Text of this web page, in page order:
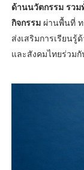
ด้านนวัตกรรม รว
กิจกรรมผ่านพื้นที่ ท
ส่งเสริมการเรียน
และสังคมไทยร่วม